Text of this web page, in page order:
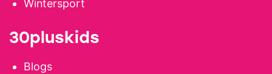
Wintersport
30pluskids
Blogs